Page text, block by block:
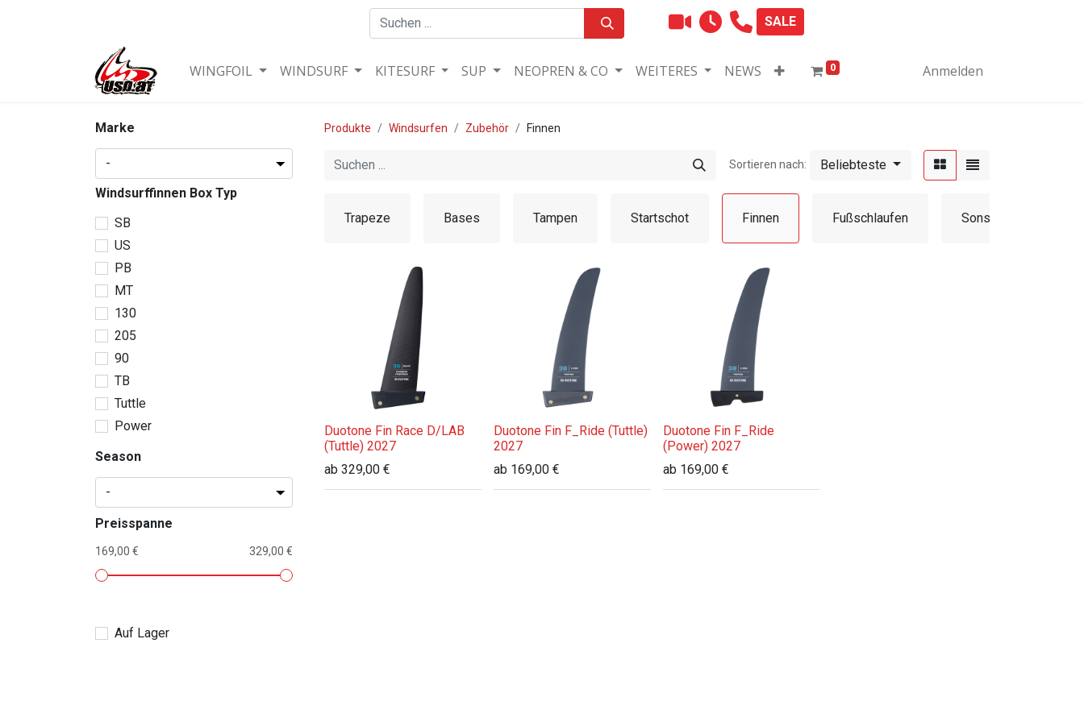
SALE
WINGFOIL WINDSURF KITESURF SUP NEOPREN & CO WEITERES NEWS 0 Anmelden
Marke
Windsurffinnen Box Typ
SB
US
PB
MT
130
205
90
TB
Tuttle
Power
Season
Preisspanne
169,00 € 329,00 €
Auf Lager
Produkte Windsurfen Zubehör Finnen
Sortieren nach: Beliebteste
Trapeze Bases Tampen Startschot Finnen Fußschlaufen Sonstiges
Duotone Fin Race D/LAB
(Tuttle) 2027
ab 329,00 €
Duotone Fin F_Ride (Tuttle)
2027
ab 169,00 €
Duotone Fin F_Ride
(Power) 2027
ab 169,00 €